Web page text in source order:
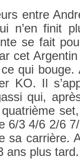
entre
n’en finit
se fait
cet
qui bouge.
KO. Il
qui,
6/3 4/6 2/6
sa carrière.
ans plus tard.